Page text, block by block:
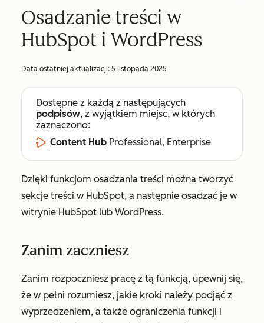
Osadzanie treści w
HubSpot i WordPress
Data ostatniej aktualizacji: 5 listopada 2025
Dostępne z każdą z następujących
podpisów, z wyjątkiem miejsc, w których
zaznaczono:
Content Hub Professional, Enterprise
Dzięki funkcjom osadzania treści można tworzyć
sekcje treści w HubSpot, a następnie osadzać je w
witrynie HubSpot lub WordPress.
Zanim zaczniesz
Zanim rozpoczniesz pracę z tą funkcją, upewnij się,
że w pełni rozumiesz, jakie kroki należy podjąć z
wyprzedzeniem, a także ograniczenia funkcji i